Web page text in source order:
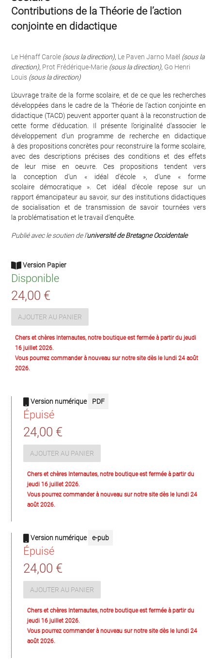
Contributions de la Théorie de l’action
conjointe en didactique
Le Hénaff Carole (sous la direction), Le Paven Jarno Maël (sous la
direction), Prot Frédérique-Marie (sous la direction), Go Henri
Louis (sous la direction)
L’ouvrage traite de la forme scolaire, et de ce que les recherches
développées dans le cadre de la Théorie de l’action conjointe en
didactique (TACD) peuvent apporter quant à la reconstruction de
cette forme d’éducation. Il présente l’originalité d’associer le
développement d’un programme de recherche en didactique
à des propositions concrètes pour reconstruire la forme scolaire,
avec des descriptions précises des conditions et des effets
de leur mise en oeuvre. Ces propositions tendent vers
la conception d’un « idéal d’école », d’une « forme
scolaire démocratique ». Cet idéal d’école repose sur un
rapport émancipateur au savoir, sur des institutions didactiques
de socialisation et de transmission de savoir tournées vers
la problématisation et le travail d’enquête.
Publié avec le soutien de l’université de Bretagne Occidentale
Version Papier
Disponible
24,00 €
AJOUTER AU PANIER
Chers et chères Internautes, notre boutique est fermée à partir du jeudi
16 juillet 2026.
Vous pourrez commander à nouveau sur notre site dès le lundi 24 août
2026.
Version numérique PDF
Épuisé
24,00 €
AJOUTER AU PANIER
Chers et chères Internautes, notre boutique est fermée à partir du
jeudi 16 juillet 2026.
Vous pourrez commander à nouveau sur notre site dès le lundi 24
août 2026.
Version numérique e-pub
Épuisé
24,00 €
AJOUTER AU PANIER
Chers et chères Internautes, notre boutique est fermée à partir du
jeudi 16 juillet 2026.
Vous pourrez commander à nouveau sur notre site dès le lundi 24
août 2026.